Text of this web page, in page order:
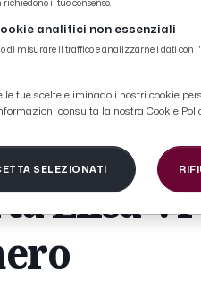
Elisa”. Per lo Squalo 26 reti in
Forte
Elisa”.
richiedono il tuo consenso.
analitici non essenziali
di misurare il traffico e analizzarne i dati con
le tue scelte eliminado i nostri cookie
consulta la nostra Cookie
SELEZIONATI